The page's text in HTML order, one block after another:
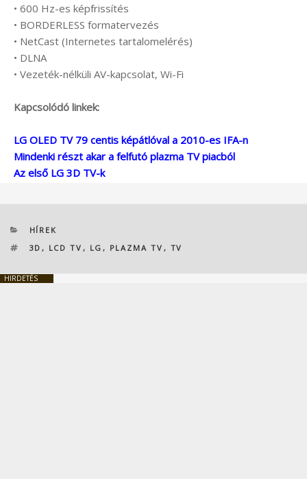
• 600 Hz-es képfrissítés
• BORDERLESS formatervezés
• NetCast (Internetes tartalomelérés)
• DLNA
• Vezeték-nélküli AV-kapcsolat, Wi-Fi
Kapcsolódó linkek:
LG OLED TV 79 centis képátlóval a 2010-es IFA-n
Mindenki részt akar a felfutó plazma TV piacból
Az első LG 3D TV-k
KATEGÓRIÁK
HÍREK
CÍMKÉK
3D , LCD TV , LG , PLAZMA TV , TV
HIRDETÉS